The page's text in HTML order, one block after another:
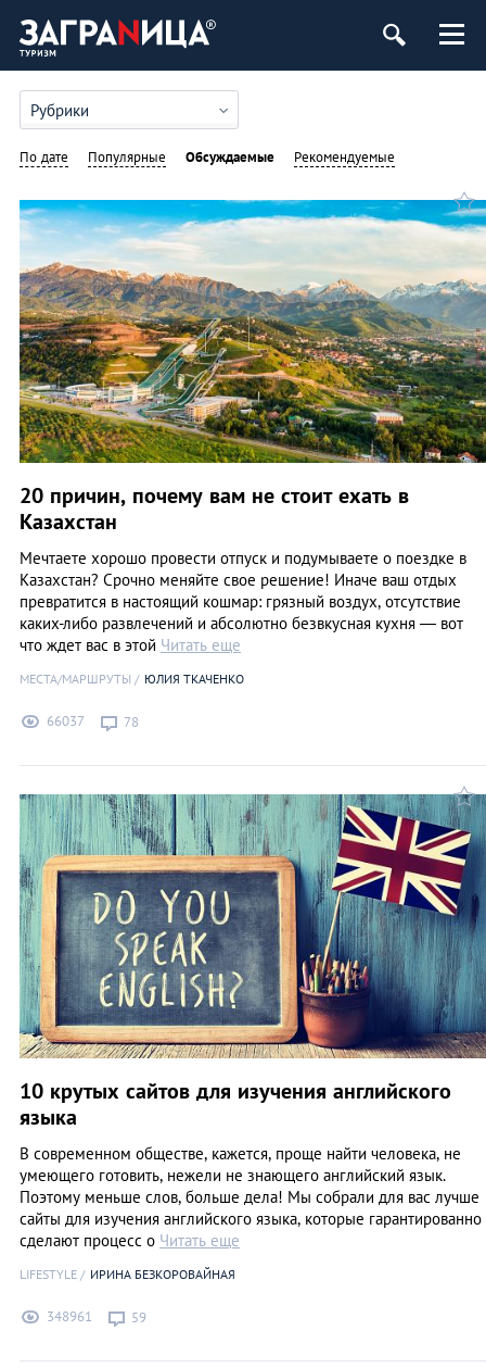
Рубрики
По дате Популярные Обсуждаемые Рекомендуемые
20 причин, почему вам не стоит ехать в
Казахстан
Мечтаете хорошо провести отпуск и подумываете о поездке в
Казахстан? Срочно меняйте свое решение! Иначе ваш отдых
превратится в настоящий кошмар: грязный воздух, отсутствие
каких-либо развлечений и абсолютно безвкусная кухня — вот
что ждет вас в этой Читать еще
МЕСТА/МАРШРУТЫ ЮЛИЯ ТКАЧЕНКО
66037 78
10 крутых сайтов для изучения английского
языка
В современном обществе, кажется, проще найти человека, не
умеющего готовить, нежели не знающего английский язык.
Поэтому меньше слов, больше дела! Мы собрали для вас лучше
сайты для изучения английского языка, которые гарантированно
сделают процесс о Читать еще
LIFESTYLE ИРИНА БЕЗКОРОВАЙНАЯ
348961 59